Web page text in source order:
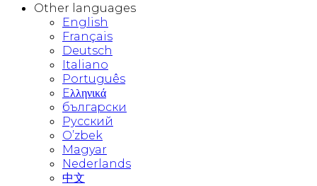
Other languages
English
Français
Deutsch
Italiano
Português
Eλληνικά
български
Русский
O’zbek
Magyar
Nederlands
中文